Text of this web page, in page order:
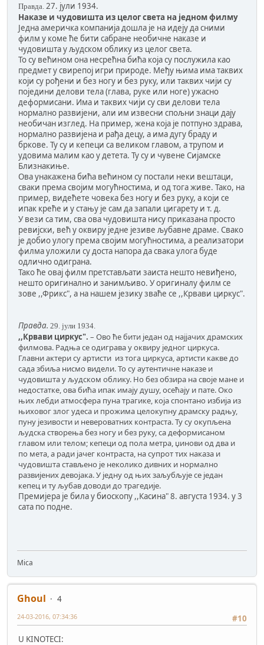
Правда. 27. јули 1934.
Наказе и чудовишта из целог света на једном филму
Једна америчка компанија дошла је на идеју да сними
филм у коме ће бити сабране необичне наказе и
чудовишта у људском облику из целог света.
То су већином она несрећна бића која су послужила као
предмет у свирепој игри природе. Међу њима има таквих
који су рођени и без ногу и без руку, или таквих чији су
поједини делови тела (глава, руке или ноге) ужасно
деформисани. Има и таквих чији су сви делови тела
нормално развијени, али им извесни спољни знаци дају
необичан изглед. На пример, жена која је потпуно здрава,
нормално развијена и рађа децу, а има дугу браду и
бркове. Ту су и кепеци са великом главом, а трупом и
удовима малим као у детета. Ту су и чувене Сијамске
Близнакиње.
Ова унакажена бића већином су постали неки вештаци,
сваки према својим могућностима, и од тога живе. Тако, на
пример, видећете човека без ногу и без руку, а који се
ипак креће и у стању је сам да запали цигарету и т. д.
У вези са тим, сва ова чудовишта нису приказана просто
ревијски, већ у оквиру једне језиве љубавне драме. Свако
је добио улогу према својим могућностима, а реализатори
филма уложили су доста напора да свака улога буде
одлично одиграна.
Тако ће овај филм претстављати заиста нешто невиђено,
нешто оригинално и занимљиво. У оригиналу филм се
зове ,,Фрикс", а на нашем језику зваће се ,,Крвави циркус".
Правда. 29. јули 1934.
,,Крвави циркус". – Ово ће бити један од најјачих драмских
филмова. Радња се одиграва у оквиру једног циркуса.
Главни актери су артисти из тога циркуса, артисти какве до
сада збиља нисмо видели. То су аутентичне наказе и
чудовишта у људском облику. Но без обзира на своје мане и
недостатке, ова бића ипак имају душу, осећају и пате. Око
њих лебди атмосфера пуна трагике, која спонтано избија из
њиховог злог удеса и прожима целокупну драмску радњу,
пуну језивости и невероватних контраста. Ту су окупљена
људска створења без ногу и без руку, са деформисаном
главом или телом; кепеци од пола метра, џинови од два и
по мета, а ради јачег контраста, на супрот тих наказа и
чудовишта стављено је неколико дивних и нормално
развијених девојака. У једну од њих заљубљује се један
кепец и ту љубав доводи до трагедије.
Премијера је била у биоскопу ,,Касина" 8. августа 1934. у 3
сата по подне.
Mica
Ghoul
4
#10
24-03-2016, 07:34:36
U KINOTECI: